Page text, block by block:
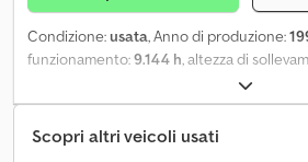
Condizione:usata, Anno di produzione:
funzionamento:9.144 h, altezza di
, costruttore di motori:
vuoto: 16.820 kg Csdpfoy Ddzyjx Apyjrf
13.600 kg Altezza di costruzione: 425 cm
per ulteriori informazioni.
Scopri altri veicoli usati